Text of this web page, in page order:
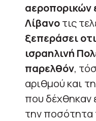
αεροπορικών
Λίβανοτις
ξεπεράσει
ισραηλινή
παρελθόν,
αριθμού και
που δέχθηκαν
την